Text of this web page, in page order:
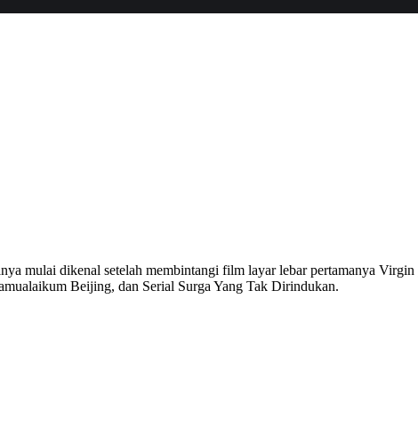
mulai dikenal setelah membintangi film layar lebar pertamanya
Beijing, dan Serial Surga Yang Tak Dirindukan.